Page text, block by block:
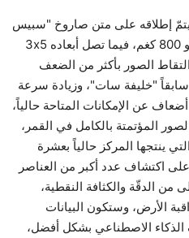
إطلاقه على متن صاروخ "سبيس
إكس- فالكون 9"، بوزنه البالغ نحو 800 كغم، فيما تصل أبعاده 3x5
الصور بأكثر من الضعف
سابقاً "خليفة سات"، وزيادة سرعة
عن الإمكانات المتاحة حالياً،
المؤتمتة بالكامل في القمر،
ينتجها المركز حالياً بعشرة
اكتشاف عدد أكبر من العناصر
من الدقّة والكثافة النقطية،
الأرض، وستكون البيانات
الذكاء الاصطناعي بشكل أفضل،